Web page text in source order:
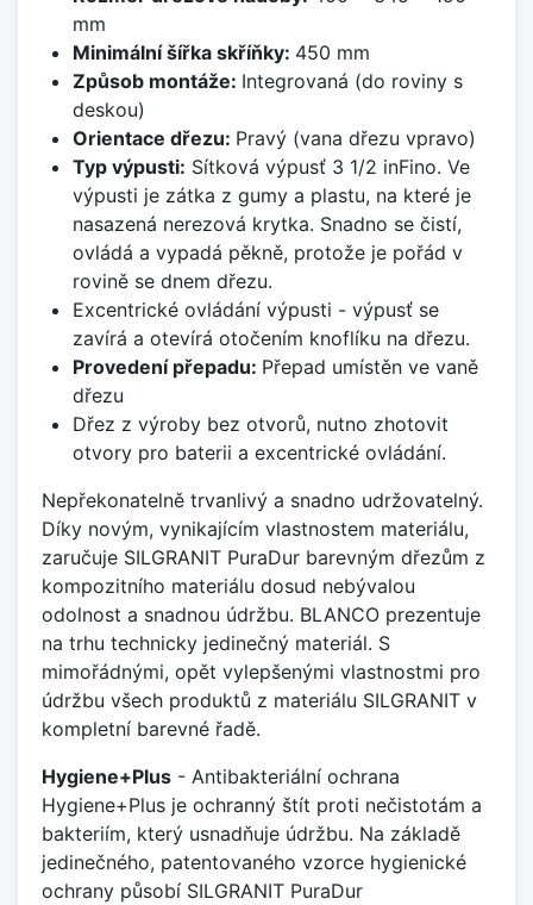
mm
Minimální šířka skříňky: 450 mm
Způsob montáže: Integrovaná (do roviny s
deskou)
Orientace dřezu: Pravý (vana dřezu vpravo)
Typ výpusti: Sítková výpusť 3 1/2 inFino. Ve
výpusti je zátka z gumy a plastu, na které je
nasazená nerezová krytka. Snadno se čistí,
ovládá a vypadá pěkně, protože je pořád v
rovině se dnem dřezu.
Excentrické ovládání výpusti - výpusť se
zavírá a otevírá otočením knoflíku na dřezu.
Provedení přepadu: Přepad umístěn ve vaně
dřezu
Dřez z výroby bez otvorů, nutno zhotovit
otvory pro baterii a excentrické ovládání.
Nepřekonatelně trvanlivý a snadno udržovatelný.
Díky novým, vynikajícím vlastnostem materiálu,
zaručuje SILGRANIT PuraDur barevným dřezům z
kompozitního materiálu dosud nebývalou
odolnost a snadnou údržbu. BLANCO prezentuje
na trhu technicky jedinečný materiál. S
mimořádnými, opět vylepšenými vlastnostmi pro
údržbu všech produktů z materiálu SILGRANIT v
kompletní barevné řadě.
Hygiene+Plus - Antibakteriální ochrana
Hygiene+Plus je ochranný štít proti nečistotám a
bakteriím, který usnadňuje údržbu. Na základě
jedinečného, patentovaného vzorce hygienické
ochrany působí SILGRANIT PuraDur